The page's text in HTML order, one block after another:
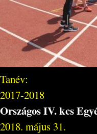
Tanév:
2017-2018
Országos IV. kcs
2018. május 31.